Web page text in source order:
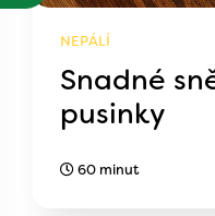
NEPÁLÍ
Snadné
pusinky
60 minut